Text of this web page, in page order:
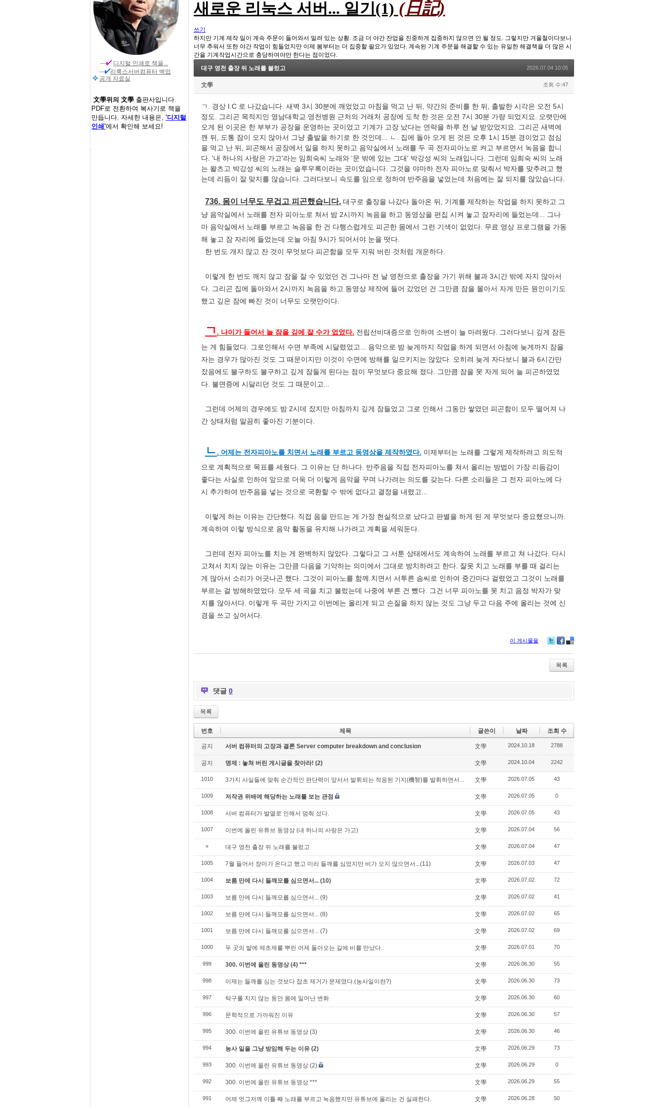
--- 디지털 인쇄 로 책을...
---
리룩스서버컴퓨터 백업
공개 자료실
文學위의 文學 출판사입니다.
PDF로 전환하여 복사기로 책을
만듭니다. 자세한 내용은, '디지털
인쇄'에서 확인해 보세요!
새로운 리눅스 서버... 일기(1) (日記)
쓰기
하지만 기계 제작 일이 계속 주문이 들어와서 밀려 있는 상황. 조금 더 야간 잔업을 진중하게 집중하지 않으면 안 될 정도. 그렇지만 겨울철이다보니
너무 추워서 또한 야간 작업이 힘들었지만 이제 봄부터는 더 집중할 필요가 있었다. 계속된 기계 주문을 해결할 수 있는 유일한 해결책을 더 많은 시
간을 기계작업시간으로 충당하여야만 한다는 점이었다.
대구 영천 출장 뒤 노래를 불렀고
2026.07.04 10:05
文學 조회 수:47
ㄱ. 경상 I.C 로 나갔습니다. 새벽 3시 30분에 깨었었고 아침을 먹고 난 뒤, 약간의 준비를 한 뒤, 출발한 시각은 오전 5시
정도. 그리곤 목적지인 영남대학교 영천병원 근처의 거래처 공장에 도착 한 것은 오전 7시 30분 가량 되었지요. 오랫만에
오게 된 이곳은 한 부부가 공장을 운영하는 곳이었고 기계가 고장 났다는 연락을 하루 전 날 받았었지요. 그리곤 새벽에
깬 뒤, 도통 잠이 오지 않아서 그냥 출발을 하기로 한 것인데... ㄴ. 집에 돌아 오게 된 것은 오후 1시 15분 경이었고 점심
을 먹고 난 뒤, 피곤해서 공장에서 일을 하지 못하고 음악실에서 노래를 두 곡 전자피아노로 켜고 부르면서 녹음을 합니
다. '내 하나의 사랑은 가고'라는 임희숙씨 노래와 '문 밖에 있는 그대' 박강성 씨의 노래입니다. 그런데 임희숙 씨의 노래
는 왈츠고 박강성 씨의 노래는 슬루우록이라는 곳이었습니다. 그것을 야마하 전자 피아노로 맞춰서 박자를 맞추려고 했
는데 리듬이 잘 맞지를 않습니다. 그러다보니 속도를 임으로 정하여 반주음을 넣었는데 처음에는 잘 되지를 않았습니다.
736. 몸이 너무도 무겁고 피곤했습니다. 대구로 출장을 나갔다 돌아온 뒤, 기계를 제작하는 작업을 하지 못하고 그
냥 음악실에서 노래를 전자 피아노로 쳐서 밤 2시까지 녹음을 하고 동영상을 편집 시켜 놓고 잠자리에 들었는데... 그나
마 음악실에서 노래를 부르고 녹음을 한 건 다행스럽게도 피곤한 몸에서 그런 기색이 없었다. 무료 영상 프로그램을 가동
해 놓고 잠 자리에 들었는데 오늘 아침 9시가 되어서야 눈을 떳다.
한 번도 개지 않고 잔 것이 무엇보다 피곤함을 모두 지워 버린 것처럼 개운하다.
이렇게 한 번도 깨지 않고 잠을 잘 수 있었던 건 그나마 전 날 영천으로 출장을 가기 위해 불과 3시간 밖에 자지 않아서
다. 그리곤 집에 돌아와서 2시까지 녹음을 하고 동영상 제작에 들어 갔었던 건 그만큼 잠을 몰아서 자게 만든 원인이기도
했고 깊은 잠에 빠진 것이 너무도 오랫만이다.
ㄱ . 나이가 들어서 늘 잠을 깊에 잘 수가 없었다. 전립선비대증으로 인하여 소변이 늘 마려웠다. 그러다보니 깊게 잠든
는 게 힘들었다. 그로인해서 수면 부족에 시달렸었고... 음악으로 밤 늦게까지 작업을 하게 되면서 아침에 늦게까지 잠을
자는 경우가 많아진 것도 그 때문이지만 이것이 수면에 방해를 일으키지는 않았다. 오히려 늦게 자다보니 불과 6시간만
잤음에도 불구하도 불구하고 깊게 잠들게 된다는 점이 무엇보다 중요해 졌다. 그만큼 잠을 못 자게 되어 늘 피곤하였었
다. 불면증에 시달리던 것도 그 때문이고...
그런데 어제의 경우에도 밤 2시데 잤지만 아침까지 깊게 잠들었고 그로 인해서 그동안 쌓였던 피곤함이 모두 떨어져 나
간 상태처럼 말끔히 좋아진 기분이다.
ㄴ . 어제는 전자피아노를 치면서 노래를 부르고 동영상을 제작하였다. 이제부터는 노래를 그렇게 제작하려고 의도적
으로 계획적으로 목표를 세웠다. 그 이유는 단 하나다. 반주음을 직접 전자피아노를 쳐서 올리는 방법이 가장 리듬감이
좋다는 사실로 인하여 앞으로 더욱 더 이렇게 음악을 꾸며 나가려는 의도를 갖는다. 다른 소리들은 그 전자 피아노에 다
시 추가하여 반주음을 넣는 것으로 국환할 수 밖에 없다고 결정을 내렸고...
이렇게 하는 이유는 간단했다. 직접 음을 만드는 게 가장 현실적으로 났다고 판별을 하게 된 게 무엇보다 중요했으니까.
계속하여 이렇 방식으로 음악 활동을 유지해 나가려고 계획을 세워둔다.
그런데 전자 피아노를 치는 게 완벽하지 않았다. 그렇다고 그 서툰 상태에서도 계속하여 노래를 부르고 쳐 나갔다. 다시
고쳐서 치지 않는 이유는 그만큼 다음을 기약하는 의미에서 그대로 방치하려고 한다. 잘못 치고 노래를 부를 때 걸리는
게 많아서 소리가 어긋나곤 했다. 그것이 피아노를 함께 치면서 서투른 솜씨로 인하여 중간마다 걸렸었고 그것이 노래를
부르는 걸 방해하였었다. 모두 세 곡을 치고 불렀는데 나중에 부른 건 뺐다. 그건 너무 피아노를 못 치고 음정 박자가 맞
지를 않아서다. 이렇게 두 곡만 가지고 이번에는 올리게 되고 손질을 하지 않는 것도 그냥 두고 다음 주에 올리는 것에 신
경을 쓰고 싶어서다.
이 게시물을
bo
ok
ou
s
목록
댓글 0
목록
번호 제목 글쓴이 날짜 조회 수
공지 서버 컴퓨터의 고장과 결론 Server computer breakdown and conclusion 文學 2024.10.18 2788
공지 명제 : 놓쳐 버린 게시글을 찾아라! (2) 文學 2024.10.04 2242
1010 3가지 사실들에 맞춰 순간적인 판단력이 앞서서 발휘되는 적응된 기지(機智)를 발휘하면서... 文學 2026.07.05 43
1009 저작권 위배에 해당하는 노래를 보는 관점 文學 2026.07.05 0
1008 서버 컴퓨터가 발열로 인해서 멈춰 섰다. 文學 2026.07.05 43
1007 이번에 올린 유튜브 동영상 (내 하나의 사랑은 가고) 文學 2026.07.04 56
» 대구 영천 출장 뒤 노래를 불렀고 文學 2026.07.04 47
1005 7월 들어서 장마가 온다고 했고 미리 들깨를 심었지만 비가 오지 않으면서...(11) 文學 2026.07.03 47
1004 보름 만에 다시 들깨모를 심으면서... (10) 文學 2026.07.02 72
1003 보름 만에 다시 들깨모를 심으면서... (9) 文學 2026.07.02 41
1002 보름 만에 다시 들깨모를 심으면서... (8) 文學 2026.07.02 65
1001 보름 만에 다시 들깨모를 심으면서... (7) 文學 2026.07.02 69
1000 두 곳의 밭에 제초제를 뿌린 어제 돌아오는 길에 비를 만났다. 文學 2026.07.01 70
999 300. 이번에 올린 동영상 (4) *** 文學 2026.06.30 55
998 이제는 들깨를 심는 것보다 잡초 제거가 문제였다.(농사일이란?) 文學 2026.06.30 73
997 탁구를 치지 않는 동안 몸에 일어난 변화 文學 2026.06.30 60
996 문학적으로 가까워진 이유 文學 2026.06.30 57
995 300. 이번에 올린 유튜브 동영상 (3) 文學 2026.06.30 46
994 농사 일을 그냥 방임해 두는 이유 (2) 文學 2026.06.29 73
993 300. 이번에 올린 유튜브 동영상 (2) 文學 2026.06.29 0
992 300. 이번에 올린 유튜브 동영상 *** 文學 2026.06.29 55
991 어제 엇그저께 이틀 째 노래를 부르고 녹음했지만 유튜브에 올리는 건 실패한다. 文學 2026.06.28 50